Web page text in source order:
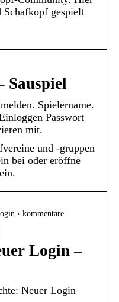
Schafkopf gespielt
Sauspiel
Spielername.
Passwort
mit.
und -gruppen
bei oder eröffne
› kommentare
Login –
Neuer Login